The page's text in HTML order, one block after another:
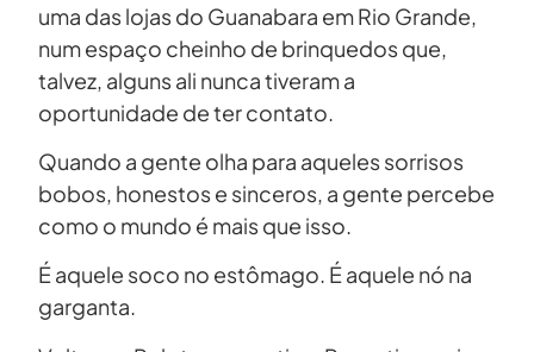
uma das lojas do Guanabara em Rio Grande,
num espaço cheinho de brinquedos que,
talvez, alguns ali nunca tiveram a
oportunidade de ter contato.
Quando a gente olha para aqueles sorrisos
bobos, honestos e sinceros, a gente percebe
como o mundo é mais que isso.
É aquele soco no estômago. É aquele nó na
garganta.